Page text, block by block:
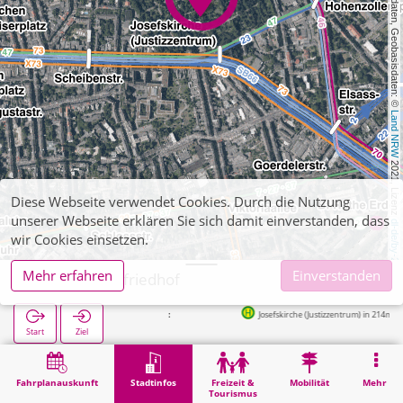
, Kartendaten, Geobasisdaten: ©
Land NRW
2021, Lizenz
dl-de/by-2-0
Fahrplanauskunft Stadtinfos
Freizeit &
Tourismus
Mobilität Mehr
Aachen, Ostfriedhof
Start Ziel
Josefskirche (Justizzentrum) in 214m
Stadtinfos Aachen, Ostfriedhof
Diese Webseite verwendet Cookies. Durch die Nutzung
unserer Webseite erklären Sie sich damit einverstanden, dass
wir Cookies einsetzen.
Mehr erfahren
Einverstanden